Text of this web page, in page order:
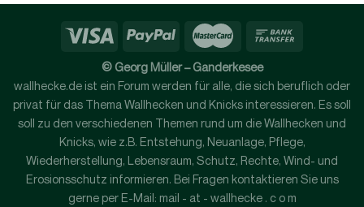
© Georg Müller – Ganderkesee
wallhecke.de ist ein Forum werden für alle, die sich beruflich oder
privat für das Thema Wallhecken und Knicks interessieren. Es soll
soll zu den verschiedenen Themen rund um die Wallhecken und
Knicks, wie z.B. Entstehung, Neuanlage, Pflege,
Wiederherstellung, Lebensraum, Schutz, Rechte, Wind- und
Erosionsschutz informieren. Bei Fragen kontaktieren Sie uns
gerne per E-Mail: mail - at - wallhecke . c o m